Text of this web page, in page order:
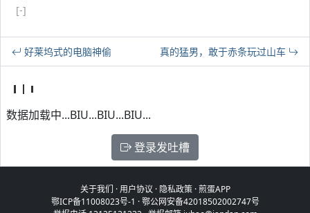
[-]
好莱坞式的电脑神偷 真的猛男，敢于赤条玩过山车
数据加载中...BIU...BIU...BIU...
登录发吐槽
关于我们 ·用户协议 · 隐私政策·煎蛋APP
鄂ICP备11008023号-1 ·鄂公网安备42018502002747号